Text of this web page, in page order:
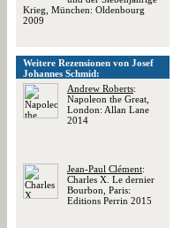
Krieg, München: Oldenbourg
2009
Weitere Rezensionen von Josef
Johannes Schmid:
Andrew Roberts:
Napoleon the Great,
London: Allan Lane
2014
Jean-Paul Clément:
Charles X. Le dernier
Bourbon, Paris:
Editions Perrin 2015